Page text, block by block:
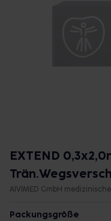
EXTEND
AIVIMED GmbH
Packungsgröße